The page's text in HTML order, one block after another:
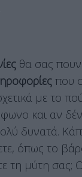
θα σας πουν
που
με το
και αν
δυνατά.
όπως το
τη μύτη σας;